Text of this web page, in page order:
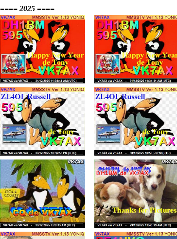
==== 2025 ====